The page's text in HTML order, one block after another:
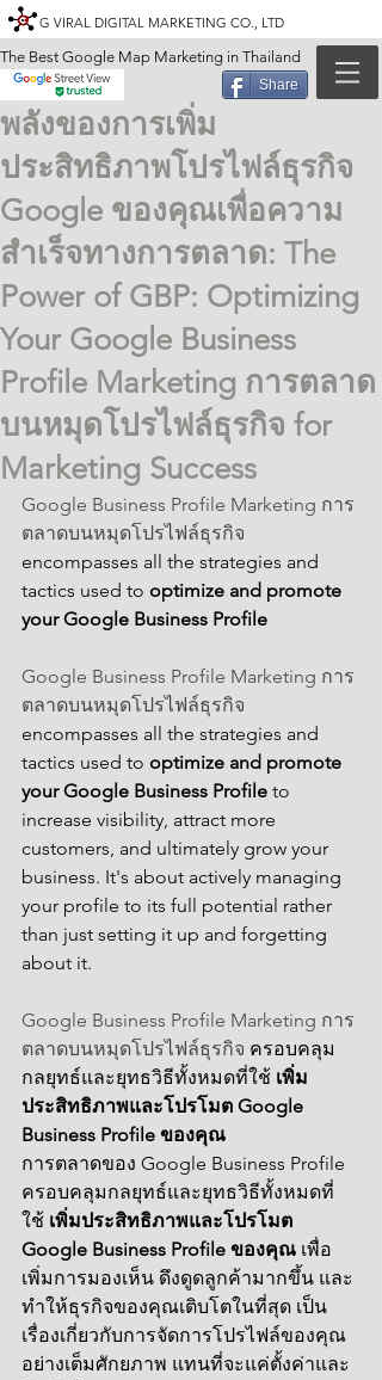
G VIRAL DIGITAL MARKETING CO., LTD
The Best Google Map Marketing in Thailand
Share
พลังของการเพิ่ม
ประสิทธิภาพโปรไฟล์ธุรกิจ
Google ของคุณเพื่อความ
สำเร็จทางการตลาด: The
Power of GBP: Optimizing
Your Google Business
Profile Marketing การตลาด
บนหมุดโปรไฟล์ธุรกิจ for
Marketing Success
Google Business Profile Marketing การ
ตลาดบนหมุดโปรไฟล์ธุรกิจ
encompasses all the strategies and
tactics used to optimize and promote
your Google Business Profile
Google Business Profile Marketing การ
ตลาดบนหมุดโปรไฟล์ธุรกิจ
encompasses all the strategies and
tactics used to optimize and promote
your Google Business Profile to
increase visibility, attract more
customers, and ultimately grow your
business. It's about actively managing
your profile to its full potential rather
than just setting it up and forgetting
about it.
Google Business Profile Marketing การ
ตลาดบนหมุดโปรไฟล์ธุรกิจ ครอบคลุม
กลยุทธ์และยุทธวิธีทั้งหมดที่ใช้ เพิ่ม
ประสิทธิภาพและโปรโมต Google
Business Profile ของคุณ
การตลาดของ Google Business Profile
ครอบคลุมกลยุทธ์และยุทธวิธีทั้งหมดที่
ใช้ เพิ่มประสิทธิภาพและโปรโมต
Google Business Profile ของคุณ เพื่อ
เพิ่มการมองเห็น ดึงดูดลูกค้ามากขึ้น และ
ทำให้ธุรกิจของคุณเติบโตในที่สุด เป็น
เรื่องเกี่ยวกับการจัดการโปรไฟล์ของคุณ
อย่างเต็มศักยภาพ แทนที่จะแค่ตั้งค่าและ